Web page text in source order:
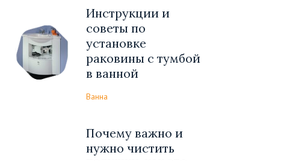
Инструкции и
советы по
установке
раковины с тумбой
в ванной
Ванна
Почему важно и
нужно чистить